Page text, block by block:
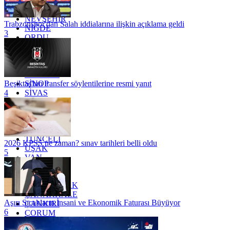
MUŞ
NEVŞEHİR
NİĞDE
ORDU
OSMANİYE
RİZE
SAKARYA
SİNOP
SİVAS
SİİRT
TEKİRDAĞ
TOKAT
TRABZON
TUNCELİ
UŞAK
VAN
YALOVA
YOZGAT
ZONGULDAK
ÇANAKKALE
ÇANKIRI
ÇORUM
İSTANBUL
Trabzonspor'dan Salah iddialarına ilişkin açıklama geldi
3
Beşiktaş'tan transfer söylentilerine resmi yanıt
4
2026 KPSS ne zaman? sınav tarihleri belli oldu
5
Aşırı Sıcakların İnsani ve Ekonomik Faturası Büyüyor
6